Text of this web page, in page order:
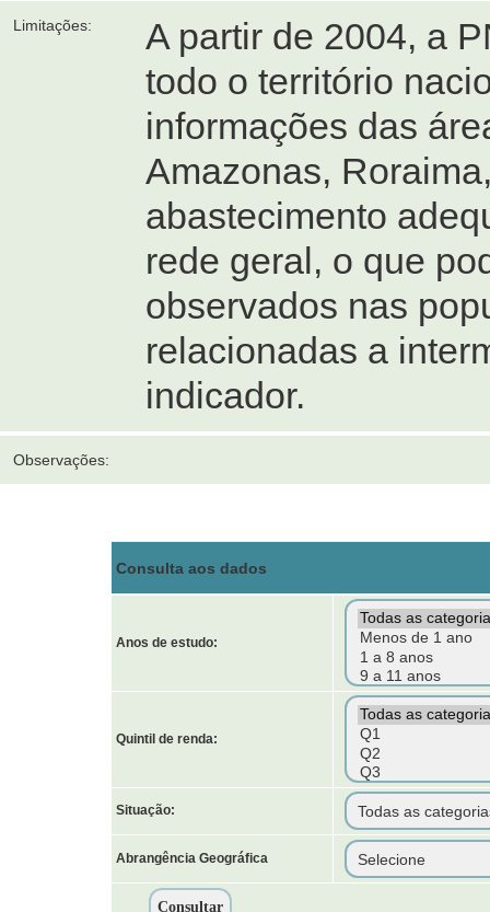
Limitações:
A partir de 2004, a
todo o território
informações das
Amazonas,
abastecimento
rede geral, o que
observados nas
relacionadas a
indicador.
Observações:
Consulta aos dados
Anos de estudo:
Quintil de renda:
Situação:
Abrangência Geográfica